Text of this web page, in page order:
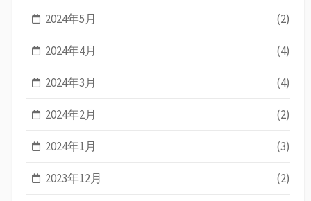
2024年5月 (2)
2024年4月 (4)
2024年3月 (4)
2024年2月 (2)
2024年1月 (3)
2023年12月 (2)